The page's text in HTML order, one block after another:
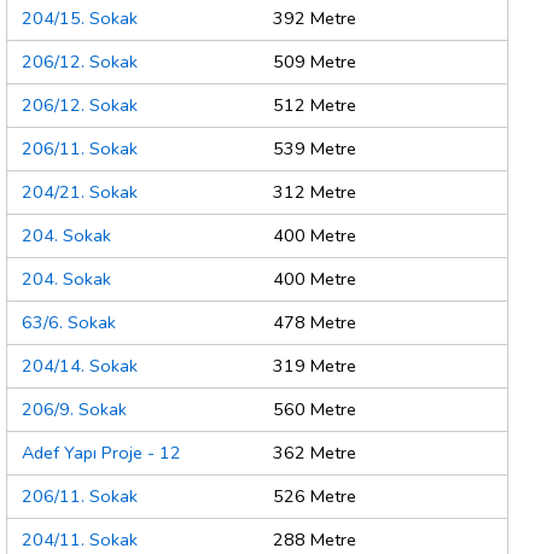
204/15. Sokak
392 Metre
206/12. Sokak
509 Metre
206/12. Sokak
512 Metre
206/11. Sokak
539 Metre
204/21. Sokak
312 Metre
204. Sokak
400 Metre
204. Sokak
400 Metre
63/6. Sokak
478 Metre
204/14. Sokak
319 Metre
206/9. Sokak
560 Metre
Adef Yapı Proje - 12
362 Metre
206/11. Sokak
526 Metre
204/11. Sokak
288 Metre